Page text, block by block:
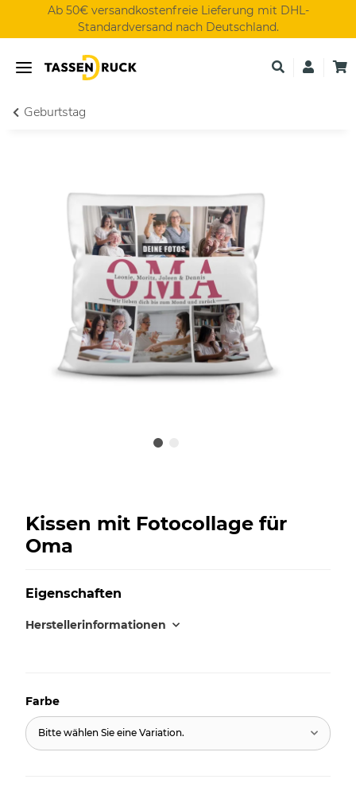
Ab 50€ versandkostenfreie Lieferung mit DHL-
Standardversand nach Deutschland.
Geburtstag
Kissen mit Fotocollage für
Oma
Eigenschaften
Herstellerinformationen
Farbe
Bitte wählen Sie eine Variation.